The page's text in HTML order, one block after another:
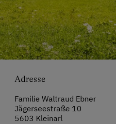
Adresse
Familie Waltraud Ebner
Jägerseestraße 10
5603 Kleinarl